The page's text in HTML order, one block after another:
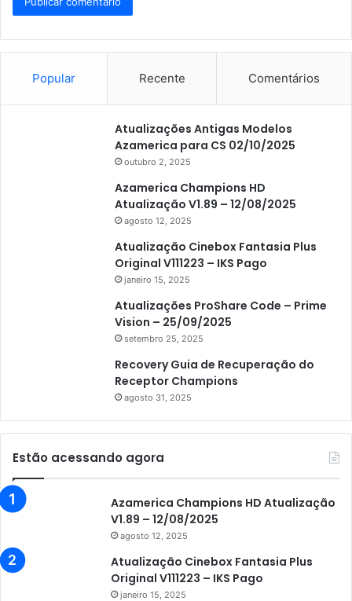
Popular Recente Comentários
Atualizações Antigas Modelos
Azamerica para CS 02/10/2025
outubro 2, 2025
Azamerica Champions HD
Atualização V1.89 – 12/08/2025
agosto 12, 2025
Atualização Cinebox Fantasia Plus
Original V111223 – IKS Pago
janeiro 15, 2025
Atualizações ProShare Code – Prime
Vision – 25/09/2025
setembro 25, 2025
Recovery Guia de Recuperação do
Receptor Champions
agosto 31, 2025
Estão acessando agora
Azamerica Champions HD Atualização
V1.89 – 12/08/2025
agosto 12, 2025
Atualização Cinebox Fantasia Plus
Original V111223 – IKS Pago
janeiro 15, 2025